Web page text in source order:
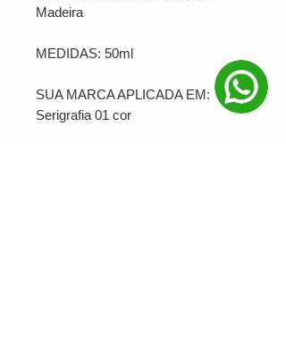
Madeira
MEDIDAS: 50ml
SUA MARCA APLICADA EM:
Serigrafia 01 cor